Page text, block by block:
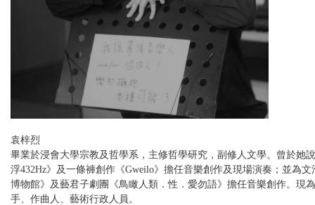
袁梓烈
畢業於浸會大學宗教及哲學系，主修哲學研究，副修人文學。曾於她
浮432Hz》及一條褲創作《Gweilo》擔任音樂創作及現場演奏；並為文
博物館》及藝君子劇團《鳥瞰人類．性．愛勿語》擔任音樂創作。現
手、作曲人、藝術行政人員。